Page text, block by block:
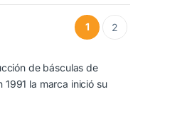
1 2
de básculas de
la marca inició su